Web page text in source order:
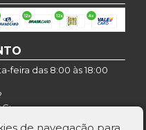
feira das 8:00 às 18:00